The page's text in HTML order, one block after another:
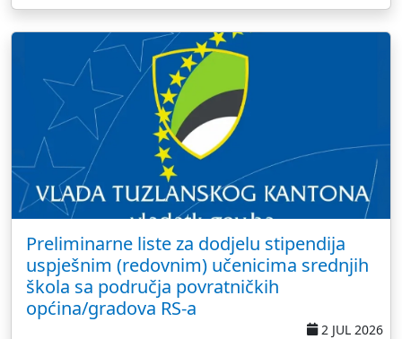
Preliminarne liste za dodjelu stipendija
uspješnim (redovnim) učenicima srednjih
škola sa područja povratničkih
općina/gradova RS-a
2 JUL 2026